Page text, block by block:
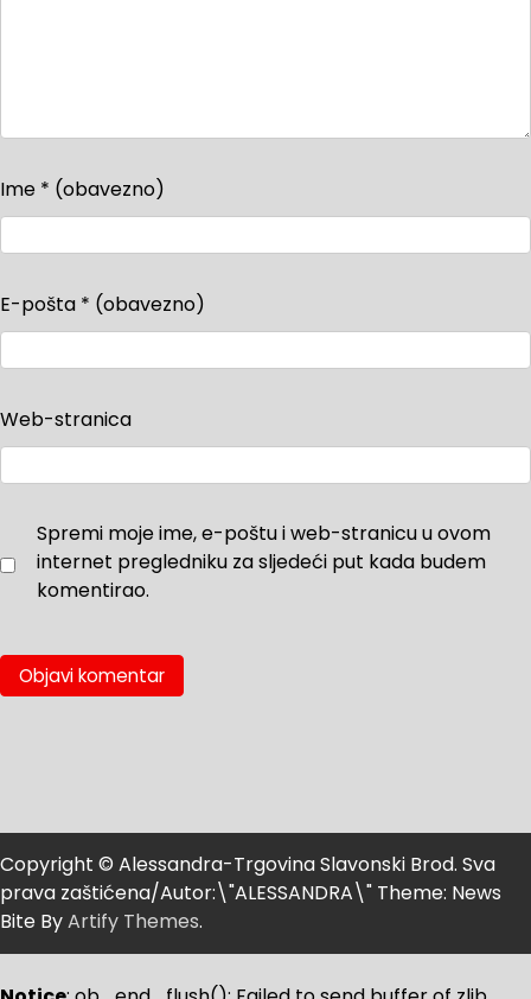
Ime * (obavezno)
E-pošta * (obavezno)
Web-stranica
Spremi moje ime, e-poštu i web-stranicu u ovom
internet pregledniku za sljedeći put kada budem
komentirao.
Copyright © Alessandra-Trgovina Slavonski Brod. Sva
prava zaštićena/Autor:\"ALESSANDRA\" Theme: News
Bite ByArtify Themes.